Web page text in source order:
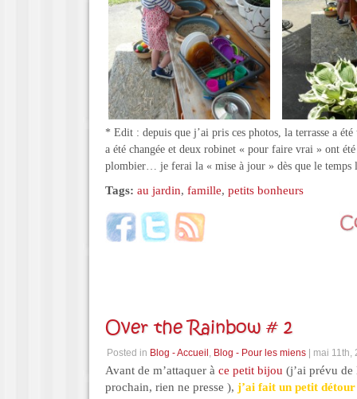
* Edit : depuis que j’ai pris ces photos, la terrasse a été
a été changée et deux robinet « pour faire vrai » ont
plombier… je ferai la « mise à jour » dès que le temps
Tags: au jardin, famille, petits bonheurs
Over the Rainbow # 2
Posted in Blog - Accueil , Blog - Pour les miens | mai 11th,
Avant de m’attaquer à ce petit bijou (j’ai prévu
prochain, rien ne presse ), j’ai fait un petit